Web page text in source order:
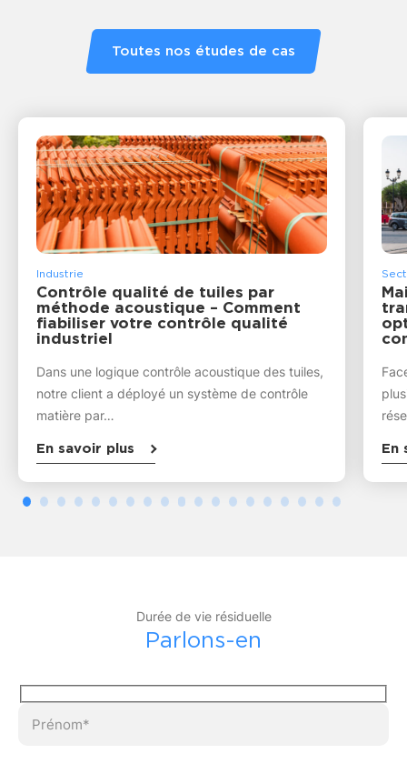
Toutes nos études de cas
Industrie
Contrôle qualité de tuiles par
méthode acoustique – Comment
fiabiliser votre contrôle qualité
industriel
Dans une logique contrôle acoustique des tuiles,
notre client a déployé un système de contrôle
matière par…
En savoir plus En
Durée de vie résiduelle
Parlons-en